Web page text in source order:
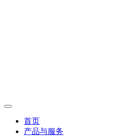
首页
产品与服务